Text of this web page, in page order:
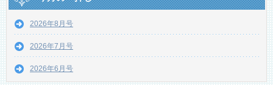
2026年8月号
2026年7月号
2026年6月号